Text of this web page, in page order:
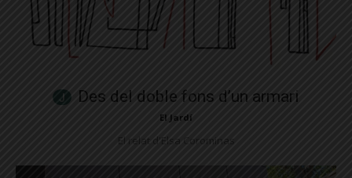
Des del doble fons d’un armari
El Jardí
El relat d'Elsa Corominas